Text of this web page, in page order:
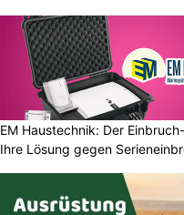
EM Haustechnik: Der
Ihre Lösung gegen